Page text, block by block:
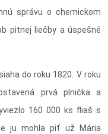
správu o chemickom
pitnej liečby a úspešné
do roku 1820. V roku
prvá plnička a
160 000 ks fliaš s
ju mohla piť už Mária